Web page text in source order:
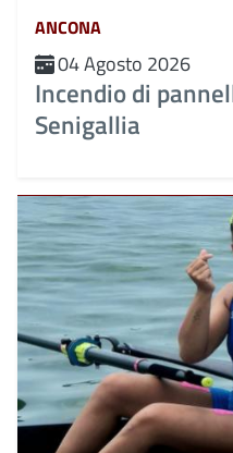
ANCONA
04 Agosto 2026
Incendio di
Senigallia